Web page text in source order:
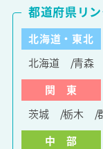
北海道・東北
北海道
青森
関 東
茨城
栃木
中 部
都道府県リ